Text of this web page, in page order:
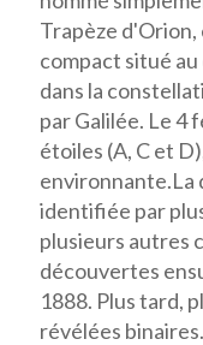
Trapèze d'Orion,
compact situé
dans la
par Galilée. Le 4
étoiles (A, C et
environnante.La
identifiée par
plusieurs autres
découvertes
1888. Plus tard,
révélées